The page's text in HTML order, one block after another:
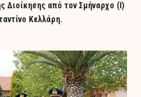
από τον Σμήναρχο (Ι)
Κελλάρη.